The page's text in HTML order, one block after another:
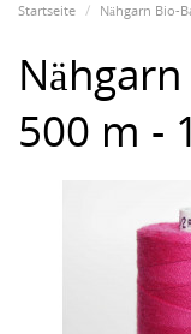
Startseite Nähgarn Bio-
500 m -